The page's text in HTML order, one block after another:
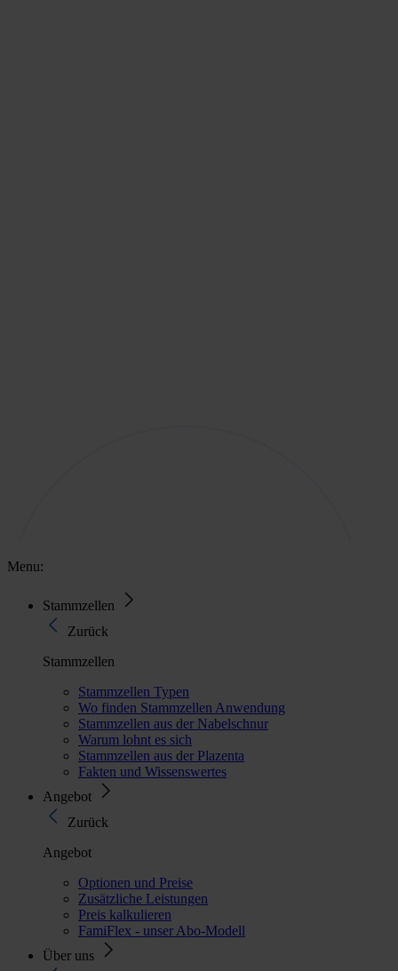
Menu:
Stammzellen
Zurück
Stammzellen
Stammzellen Typen
Wo finden Stammzellen Anwendung
Stammzellen aus der Nabelschnur
Warum lohnt es sich
Stammzellen aus der Plazenta
Fakten und Wissenswertes
Angebot
Zurück
Angebot
Optionen und Preise
Zusätzliche Leistungen
Preis kalkulieren
FamiFlex - unser Abo-Modell
Über uns